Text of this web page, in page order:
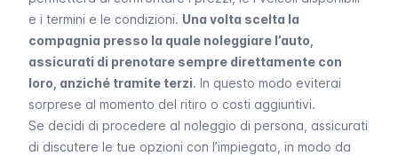
e i termini e le condizioni. Una volta scelta la
compagnia presso la quale noleggiare l’auto,
assicurati di prenotare sempre direttamente con
loro, anziché tramite terzi. In questo modo eviterai
sorprese al momento del ritiro o costi aggiuntivi.
Se decidi di procedere al noleggio di persona, assicurati
di discutere le tue opzioni con l’impiegato, in modo da